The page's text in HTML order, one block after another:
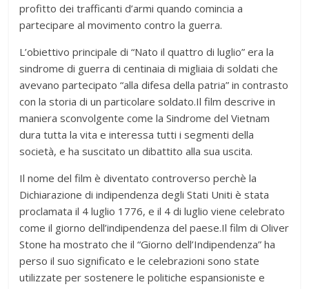
profitto dei trafficanti d’armi quando comincia a
partecipare al movimento contro la guerra.
L’obiettivo principale di “Nato il quattro di luglio” era la
sindrome di guerra di centinaia di migliaia di soldati che
avevano partecipato “alla difesa della patria” in contrasto
con la storia di un particolare soldato.Il film descrive in
maniera sconvolgente come la Sindrome del Vietnam
dura tutta la vita e interessa tutti i segmenti della
società, e ha suscitato un dibattito alla sua uscita.
Il nome del film è diventato controverso perchè la
Dichiarazione di indipendenza degli Stati Uniti è stata
proclamata il 4 luglio 1776, e il 4 di luglio viene celebrato
come il giorno dell’indipendenza del paese.Il film di Oliver
Stone ha mostrato che il “Giorno dell’Indipendenza” ha
perso il suo significato e le celebrazioni sono state
utilizzate per sostenere le politiche espansioniste e